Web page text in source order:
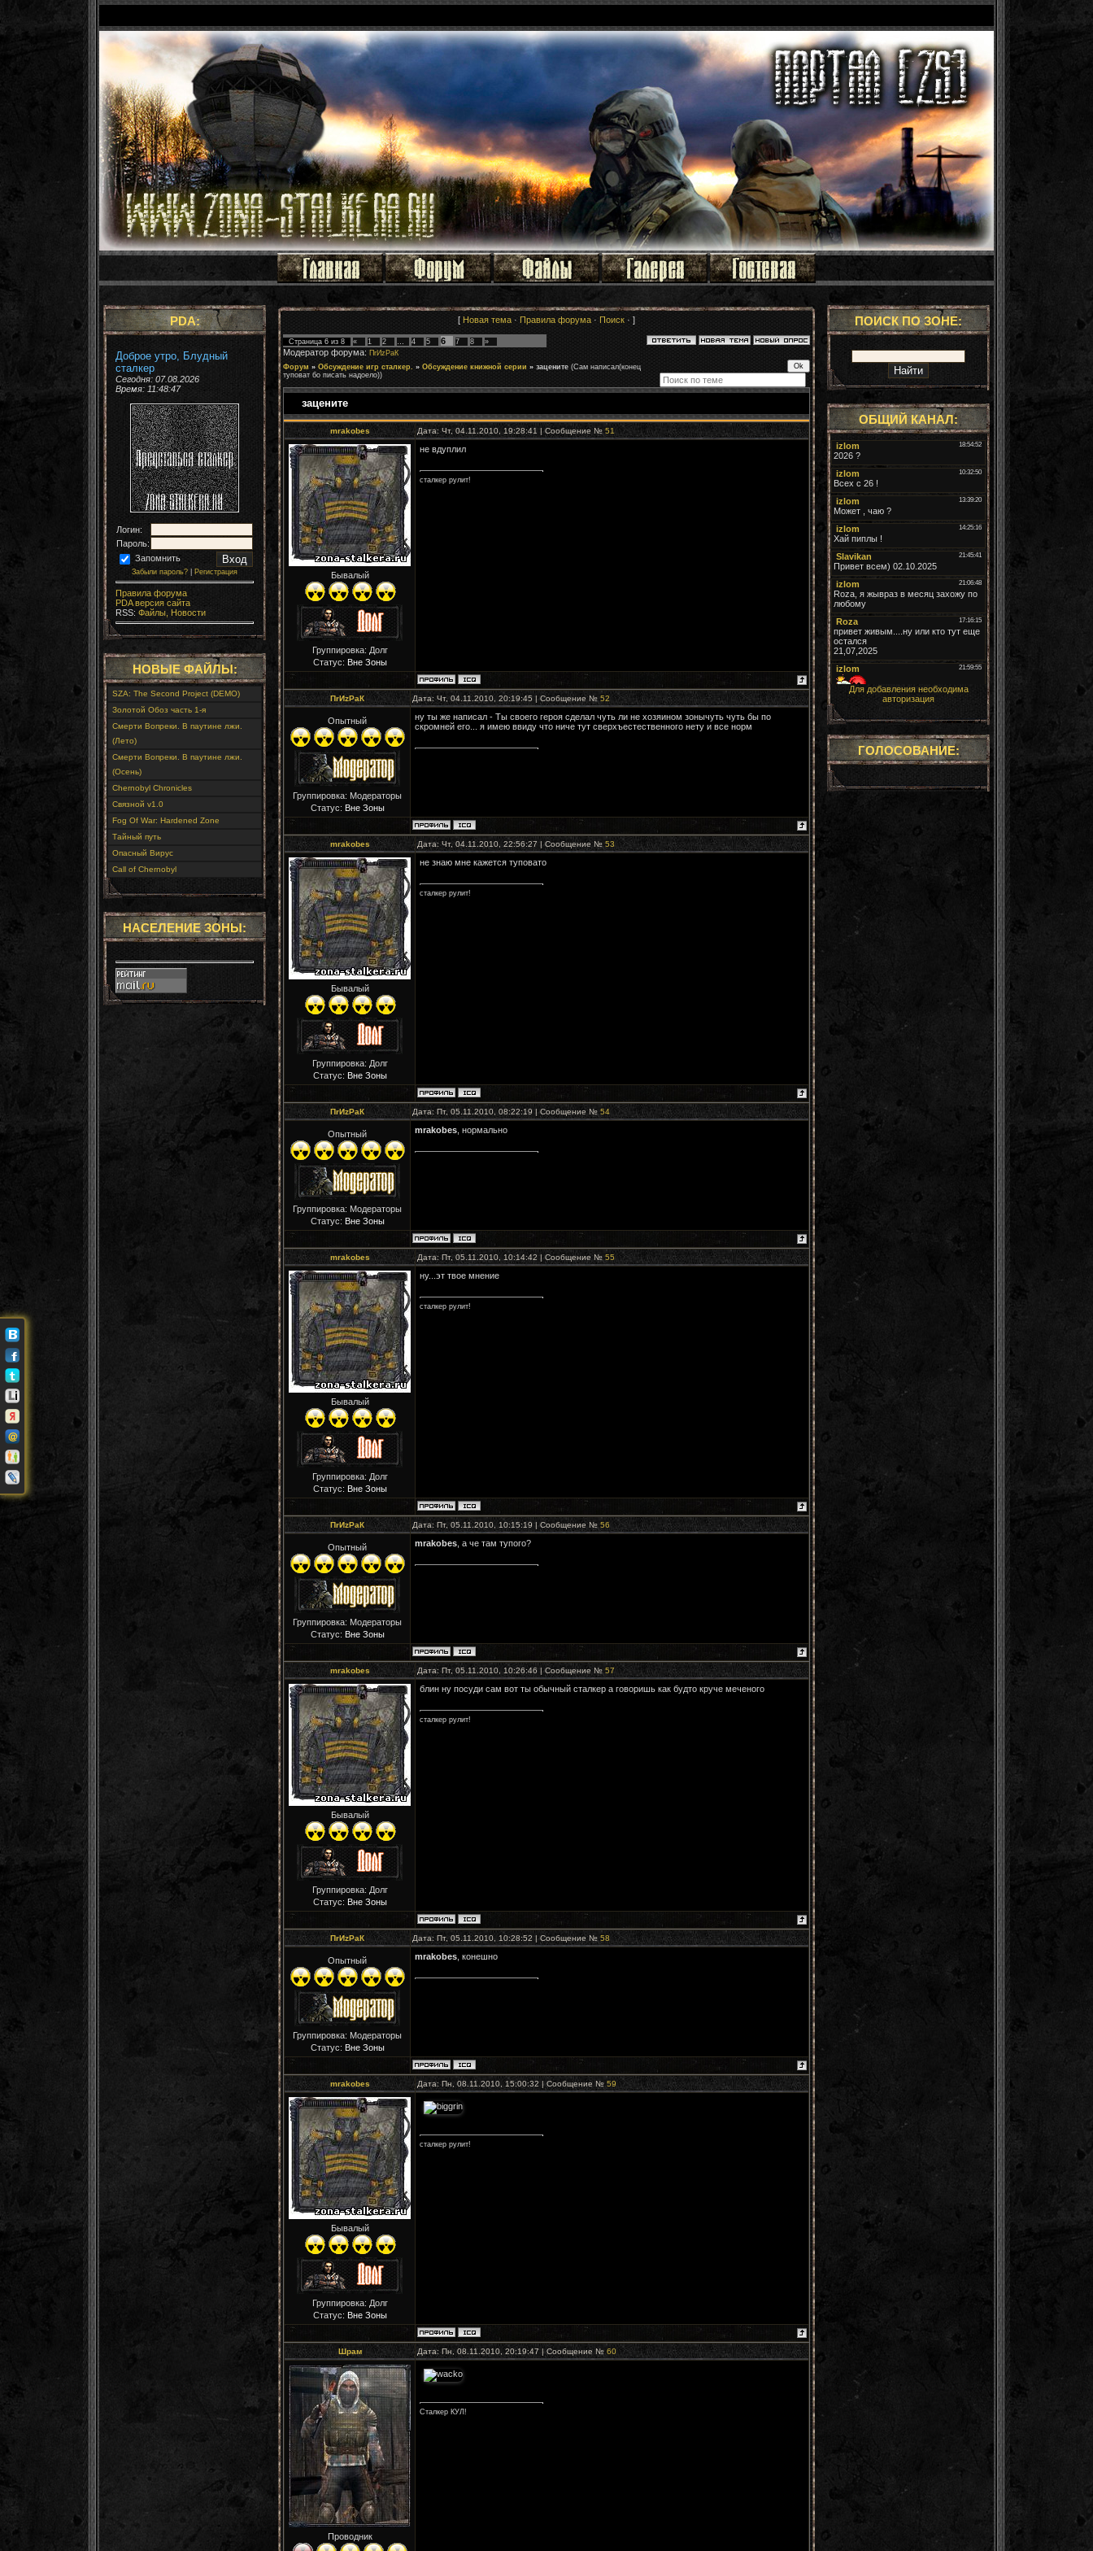
PDA:
Доброе утро, Блудный
сталкер
Сегодня: 07.08.2026
Время: 11:48:49
Логин:
Пароль:
Запомнить
Забыли пароль? Регистрация
Правила форума
PDA версия сайта
RSS: Файлы, Новости
НОВЫЕ ФАЙЛЫ:
SZA: The Second Project (DEMO)
Золотой Обоз часть 1-я
Смерти Вопреки. В паутине лжи.
(Лето)
Смерти Вопреки. В паутине лжи.
(Осень)
Chernobyl Chronicles
Связной v1.0
Fog Of War: Hardened Zone
Тайный путь
Опасный Вирус
Call of Chernobyl
НАСЕЛЕНИЕ ЗОНЫ:
[ Новая тема · Правила форума · Поиск · ]
Страница 6 из 8 « 1 2 … 4 5 6 7 8 »
Модератор форума: ПrИzРaК
Форум » Обсуждение игр сталкер. » Обсуждение книжной серии » зацените (Сам написал(конец
туповат бо писать надоело))
зацените
mrakobes Дата: Чт, 04.11.2010, 19:28:41 | Сообщение № 51
Бывалый
Группировка: Долг
Статус: Вне Зоны
не вдуплил
сталкер рулит!
ПrИzРaК Дата: Чт, 04.11.2010, 20:19:45 | Сообщение № 52
Опытный
Группировка: Модераторы
Статус: Вне Зоны
ну ты же написал - Ты своего героя сделал чуть ли не хозяином зонычуть чуть бы по
скромней его... я имею ввиду что ниче тут сверхъестественного нету и все норм
mrakobes Дата: Чт, 04.11.2010, 22:56:27 | Сообщение № 53
Бывалый
Группировка: Долг
Статус: Вне Зоны
не знаю мне кажется туповато
сталкер рулит!
ПrИzРaК Дата: Пт, 05.11.2010, 08:22:19 | Сообщение № 54
Опытный
Группировка: Модераторы
Статус: Вне Зоны
mrakobes , нормально
mrakobes Дата: Пт, 05.11.2010, 10:14:42 | Сообщение № 55
Бывалый
Группировка: Долг
Статус: Вне Зоны
ну...эт твое мнение
сталкер рулит!
ПrИzРaК Дата: Пт, 05.11.2010, 10:15:19 | Сообщение № 56
Опытный
Группировка: Модераторы
Статус: Вне Зоны
mrakobes , а че там тупого?
mrakobes Дата: Пт, 05.11.2010, 10:26:46 | Сообщение № 57
Бывалый
Группировка: Долг
Статус: Вне Зоны
блин ну посуди сам вот ты обычный сталкер а говоришь как будто круче меченого
сталкер рулит!
ПrИzРaК Дата: Пт, 05.11.2010, 10:28:52 | Сообщение № 58
Опытный
Группировка: Модераторы
Статус: Вне Зоны
mrakobes , конешно
mrakobes Дата: Пн, 08.11.2010, 15:00:32 | Сообщение № 59
Бывалый
Группировка: Долг
Статус: Вне Зоны
сталкер рулит!
Шрам Дата: Пн, 08.11.2010, 20:19:47 | Сообщение № 60
Проводник
Сталкер КУЛ!
ПОИСК ПО ЗОНЕ:
ОБЩИЙ КАНАЛ:
Для добавления необходима
авторизация
ГОЛОСОВАНИЕ: